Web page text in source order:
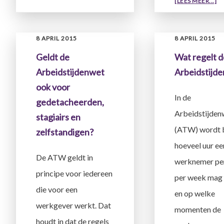
8 APRIL 2015
Geldt de
Arbeidstijdenwet
ook voor
gedetacheerden,
stagiairs en
zelfstandigen?
De ATW geldt in
principe voor iedereen
die voor een
werkgever werkt. Dat
houdt in dat de regels
8 APRIL 2015
Wat regelt
In de
(ATW) wordt
hoeveel uur
werknemer
per week
en op welke
momenten de